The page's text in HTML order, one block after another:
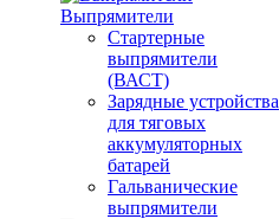
Выпрямители
Стартерные
выпрямители
(ВАСТ)
Зарядные устройства
для тяговых
аккумуляторных
батарей
Гальванические
выпрямители